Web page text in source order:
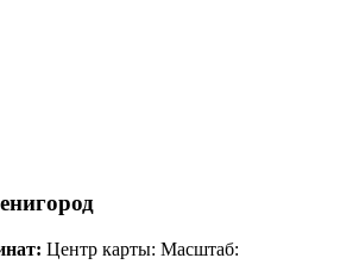
Центр карты: Масштаб: